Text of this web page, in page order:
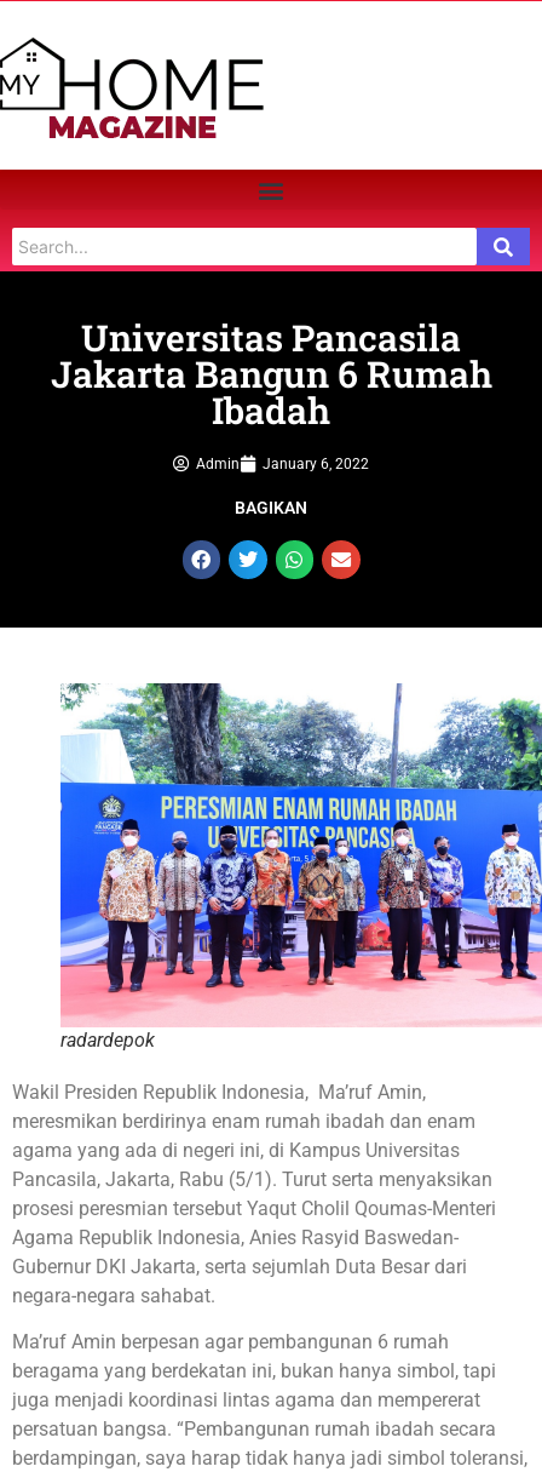
Universitas Pancasila
Jakarta Bangun 6 Rumah
Ibadah
Admin January 6, 2022
BAGIKAN
radardepok
Wakil Presiden Republik Indonesia, Ma’ruf Amin,
meresmikan berdirinya enam rumah ibadah dan enam
agama yang ada di negeri ini, di Kampus Universitas
Pancasila, Jakarta, Rabu (5/1). Turut serta menyaksikan
prosesi peresmian tersebut Yaqut Cholil Qoumas-Menteri
Agama Republik Indonesia, Anies Rasyid Baswedan-
Gubernur DKI Jakarta, serta sejumlah Duta Besar dari
negara-negara sahabat.
Ma’ruf Amin berpesan agar pembangunan 6 rumah
beragama yang berdekatan ini, bukan hanya simbol, tapi
juga menjadi koordinasi lintas agama dan mempererat
persatuan bangsa. “Pembangunan rumah ibadah secara
berdampingan, saya harap tidak hanya jadi simbol toleransi,